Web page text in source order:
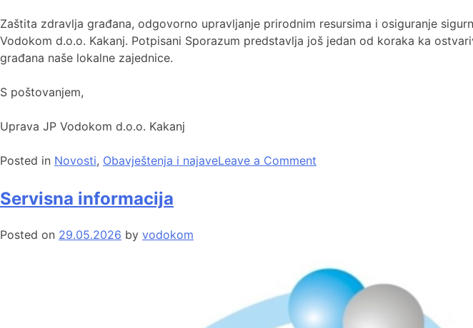
Zaštita zdravlja građana, odgovorno upravljanje prirodnim resursima i osiguranje
Vodokom d.o.o. Kakanj. Potpisani Sporazum predstavlja još jedan od koraka ka
građana naše lokalne zajednice.
S poštovanjem,
Uprava JP Vodokom d.o.o. Kakanj
Posted in Novosti, Obavještenja i najaveLeave a Comment
Servisna informacija
Posted on 29.05.2026 by vodokom